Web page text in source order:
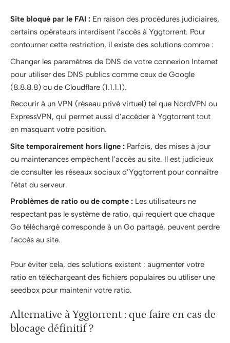
Site bloqué par le FAI : En raison des procédures judiciaires,
certains opérateurs interdisent l’accès à Yggtorrent. Pour
contourner cette restriction, il existe des solutions comme :
Changer les paramètres de DNS de votre connexion Internet
pour utiliser des DNS publics comme ceux de Google
(8.8.8.8) ou de Cloudflare (1.1.1.1).
Recourir à un VPN (réseau privé virtuel) tel que NordVPN ou
ExpressVPN, qui permet aussi d’accéder à Yggtorrent tout
en masquant votre position.
Site temporairement hors ligne : Parfois, des mises à jour
ou maintenances empêchent l’accès au site. Il est judicieux
de consulter les réseaux sociaux d’Yggtorrent pour connaître
l’état du serveur.
Problèmes de ratio ou de compte : Les utilisateurs ne
respectant pas le système de ratio, qui requiert que chaque
Go téléchargé corresponde à un Go partagé, peuvent perdre
l’accès au site.
Pour éviter cela, des solutions existent : augmenter votre
ratio en téléchargeant des fichiers populaires ou utiliser une
seedbox pour maintenir votre ratio.
Alternative à Yggtorrent : que faire en cas de
blocage définitif ?